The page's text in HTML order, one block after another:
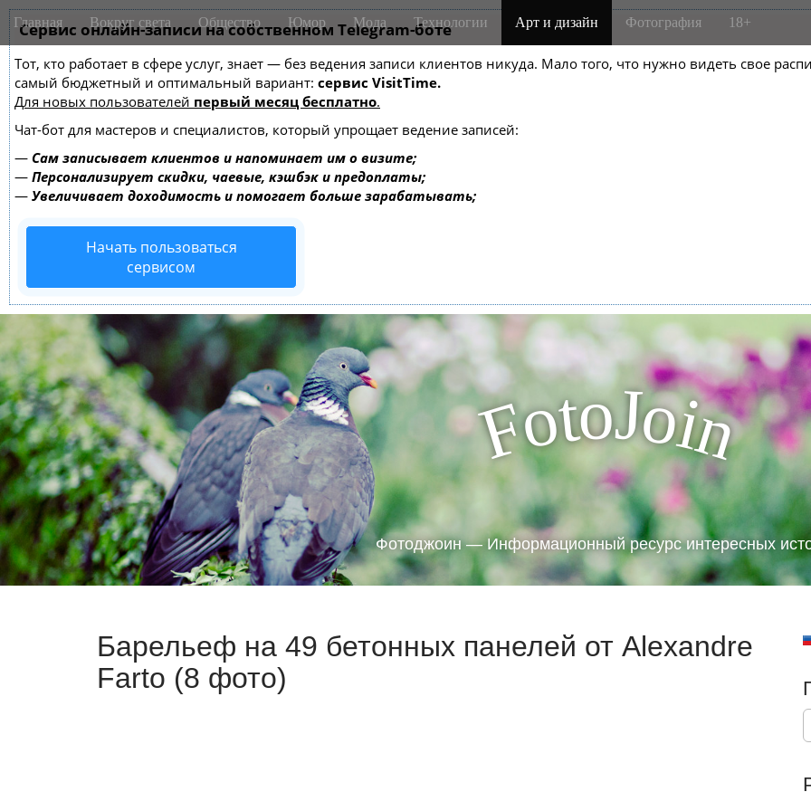
Сервис онлайн-записи на собственном Telegram-боте
Тот, кто работает в сфере услуг, знает — без ведения записи клиентов никуда. Мало того, что нужно видеть свое
самый бюджетный и оптимальный вариант: сервис VisitTime.
Для новых пользователей первый месяц бесплатно.
Чат-бот для мастеров и специалистов, который упрощает ведение записей:
— Сам записывает клиентов и напоминает им о визите;
— Персонализирует скидки, чаевые, кэшбэк и предоплаты;
— Увеличивает доходимость и помогает больше зарабатывать;
Начать пользоваться
сервисом
M
a
n
m
e
n
u
i
Главная Вокруг света Общество Юмор Мода Технологии Арт и дизайн Фотография 18+
FotoJoin
Фотоджоин — Информационный ресурс интересных
Барельеф на 49 бетонных панелей от Alexandre
Farto (8 фото)
S
e
c